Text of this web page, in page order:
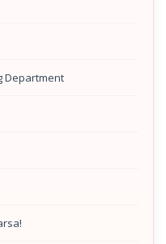
Department